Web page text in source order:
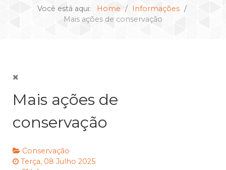
Você está aqui: Home
Informações
Mais ações de conservação
Mais ações de
conservação
Conservação
Terça, 08 Julho 2025